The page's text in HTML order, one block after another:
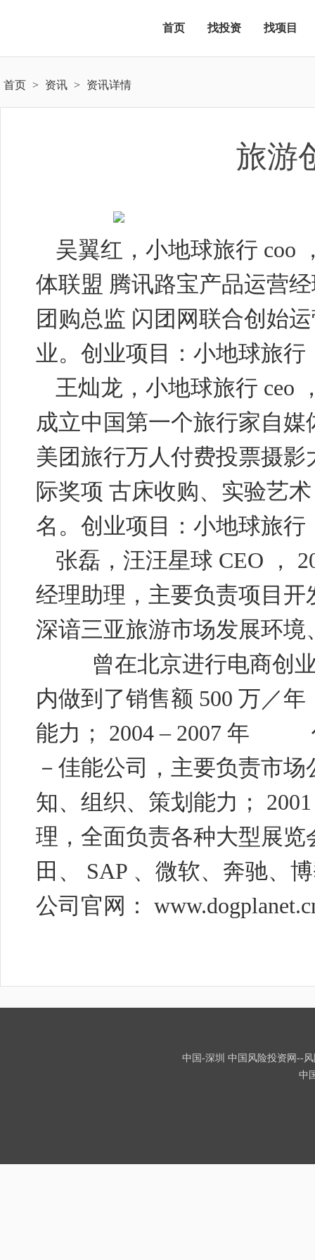
首页 找投资 找项目
首页 > 资讯 > 资讯详情
旅游
吴翼红，小地球旅行 coo
体联盟 腾讯路宝产品运营
团购总监 闪团网联合创始
业。创业项目：小地球旅
王灿龙，小地球旅行 ceo
成立中国第一个旅行家自
美团旅行万人付费投票摄
际奖项 古床收购、实验艺
名。创业项目：小地球旅
张磊，汪汪星球 CEO ，
经理助理，主要负责项目
深谙三亚旅游市场发展环
曾在北京进行电商创
内做到了销售额 500 万／年
能力； 2004– 2007 年
－佳能公司，主要负责市
知、组织、策划能力；
理，全面负责各种大型展
田、 SAP 、微软、奔驰、
公司官网：
中国-深圳 中国风险投资网--
中